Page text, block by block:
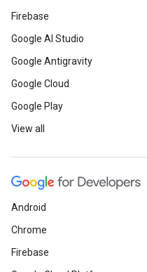
Firebase
Google AI Studio
Google Antigravity
Google Cloud
Google Play
View all
Android
Chrome
Firebase